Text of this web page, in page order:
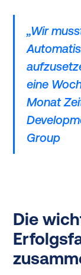
„Wir
eine
Monat
Group
Die